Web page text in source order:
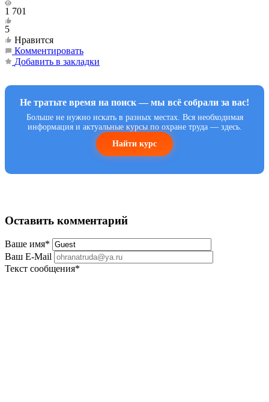
1 701
5
Нравится
Комментировать
Добавить в закладки
Не тратьте время на поиск — мы всё собрали за вас!
Больше не нужно искать в разных местах. Вся необходимая
информация и актуальные курсы по охране труда — здесь.
Найти курс
Оставить комментарий
Ваше имя*
Ваш E-Mail
Текст сообщения*